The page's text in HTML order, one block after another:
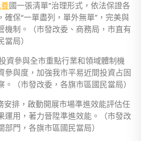
國一張清單”治理形式，依法保證各
確保“一單盡列，單外無單”，完美與
機制。（市發改委、商務局，市直有
局）
資參與全市重點行業和領域體制機
參與度，加強我市平易近間投資占固
（市發改委，各旗市區國民當局）
安排，啟動開展市場準進效能評估任
運用，著力晉陞準進效能。（市發改
門，各旗市區國民當局）